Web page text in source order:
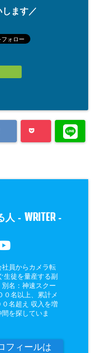
ます／
人 - WRITER-
員からカメラ転
生徒を量産する副
名：神速スクー
０名以上、累計メ
０名超え 収入を増
を探していま
フィールは